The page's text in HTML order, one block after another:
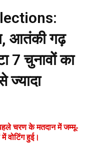
आतंकी गढ़
7 चुनावों का
ज्यादा
चरण के मतदान में जम्मू-
वोटिंग हुई।